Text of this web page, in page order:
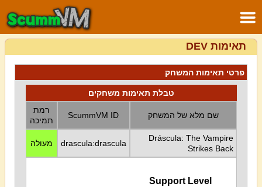
תאימות DEV
פרטי תאימות המשחק
טבלת תאימות משחקים
שם מלא של המשחק ScummVM ID
רמת
תמיכה
Dráscula: The Vampire
Strikes Back
drascula:drascula מעולה
Support Level